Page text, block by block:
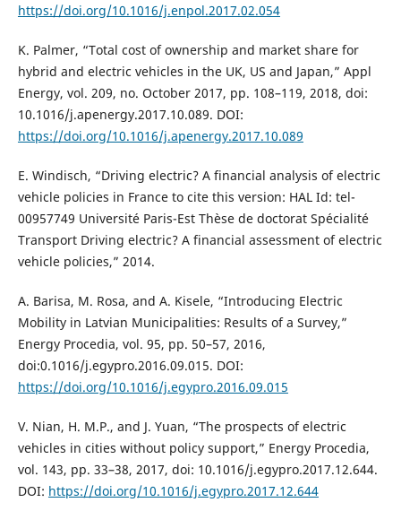
https://doi.org/10.1016/j.enpol.2017.02.054
K. Palmer, “Total cost of ownership and market share for
hybrid and electric vehicles in the UK, US and Japan,” Appl
Energy, vol. 209, no. October 2017, pp. 108–119, 2018, doi:
10.1016/j.apenergy.2017.10.089. DOI:
https://doi.org/10.1016/j.apenergy.2017.10.089
E. Windisch, “Driving electric? A financial analysis of electric
vehicle policies in France to cite this version: HAL Id: tel-
00957749 Université Paris-Est Thèse de doctorat Spécialité
Transport Driving electric? A financial assessment of electric
vehicle policies,” 2014.
A. Barisa, M. Rosa, and A. Kisele, “Introducing Electric
Mobility in Latvian Municipalities: Results of a Survey,”
Energy Procedia, vol. 95, pp. 50–57, 2016,
doi:0.1016/j.egypro.2016.09.015. DOI:
https://doi.org/10.1016/j.egypro.2016.09.015
V. Nian, H. M.P., and J. Yuan, “The prospects of electric
vehicles in cities without policy support,” Energy Procedia,
vol. 143, pp. 33–38, 2017, doi: 10.1016/j.egypro.2017.12.644.
DOI: https://doi.org/10.1016/j.egypro.2017.12.644